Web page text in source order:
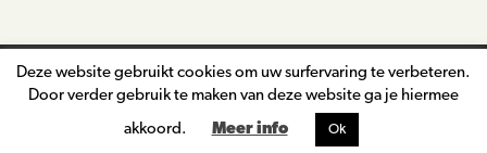
nico.de.braeckeleer@telenet.be
BTW: BE 0743 325 945
Algemene voorwaarden|Website ontwikkeld door Sinergio
Deze website gebruikt cookies om uw surfervaring te verbeteren.
Door verder gebruik te maken van deze website ga je hiermee
akkoord. Meer info Ok